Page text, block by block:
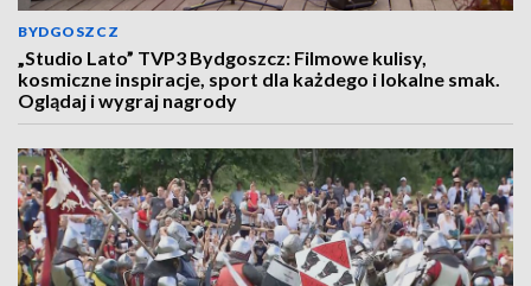
BYDGOSZCZ
„Studio Lato” TVP3 Bydgoszcz: Filmowe kulisy,
kosmiczne inspiracje, sport dla każdego i lokalne smak.
Oglądaj i wygraj nagrody